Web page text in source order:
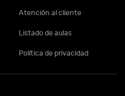
Atención al cliente
Listado de aulas
Política de privacidad